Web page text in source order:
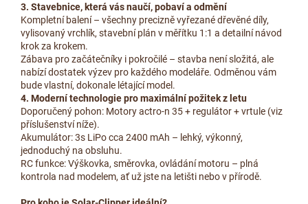
3. Stavebnice, která vás naučí, pobaví a odmění
Kompletní balení – všechny precizně vyřezané dřevěné díly,
vylisovaný vrchlík, stavební plán v měřítku 1:1 a detailní návod
krok za krokem.
Zábava pro začátečníky i pokročilé – stavba není složitá, ale
nabízí dostatek výzev pro každého modeláře. Odměnou vám
bude vlastní, dokonale létající model.
4. Moderní technologie pro maximální požitek z letu
Doporučený pohon: Motory actro-n 35 + regulátor + vrtule (viz
příslušenství níže).
Akumulátor: 3s LiPo cca 2400 mAh – lehký, výkonný,
jednoduchý na obsluhu.
RC funkce: Výškovka, směrovka, ovládání motoru – plná
kontrola nad modelem, ať už jste na letišti nebo v přírodě.